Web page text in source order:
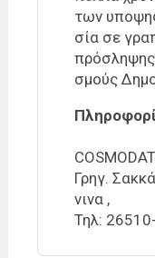
των
σία σε
σμούς
Γρηγ.
νι­να ,
Τηλ: